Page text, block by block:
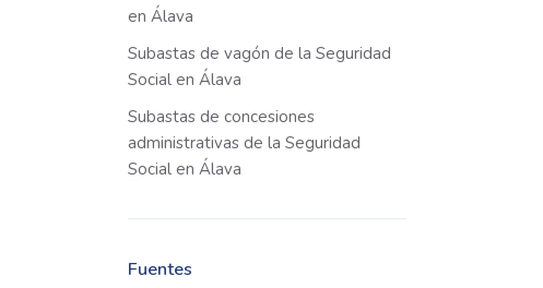
en Álava
Subastas de vagón de la Seguridad
Social en Álava
Subastas de concesiones
administrativas de la Seguridad
Social en Álava
Fuentes